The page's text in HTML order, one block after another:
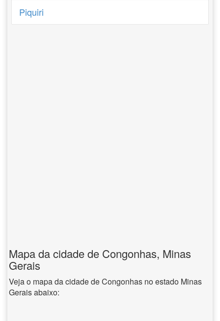
Piquiri
Mapa da cidade de Congonhas, Minas
Gerais
Veja o mapa da cidade de Congonhas no estado Minas
Gerais abaixo: